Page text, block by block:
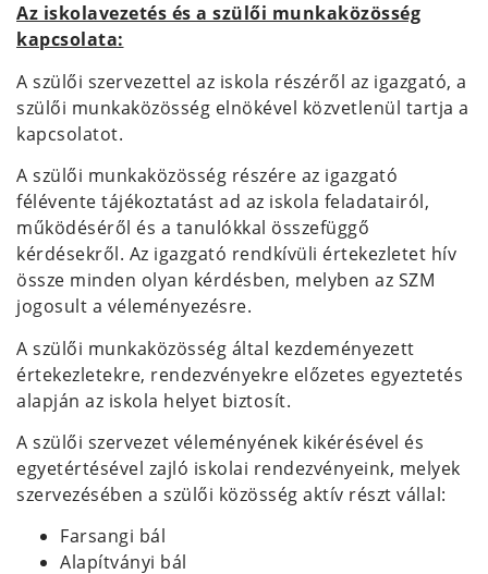
Az iskolavezetés és a szülői munkaközösség
kapcsolata:
A szülői szervezettel az iskola részéről az igazgató, a
szülői munkaközösség elnökével közvetlenül tartja a
kapcsolatot.
A szülői munkaközösség részére az igazgató
félévente tájékoztatást ad az iskola feladatairól,
működéséről és a tanulókkal összefüggő
kérdésekről. Az igazgató rendkívüli értekezletet hív
össze minden olyan kérdésben, melyben az SZM
jogosult a véleményezésre.
A szülői munkaközösség által kezdeményezett
értekezletekre, rendezvényekre előzetes egyeztetés
alapján az iskola helyet biztosít.
A szülői szervezet véleményének kikérésével és
egyetértésével zajló iskolai rendezvényeink, melyek
szervezésében a szülői közösség aktív részt vállal:
Farsangi bál
Alapítványi bál